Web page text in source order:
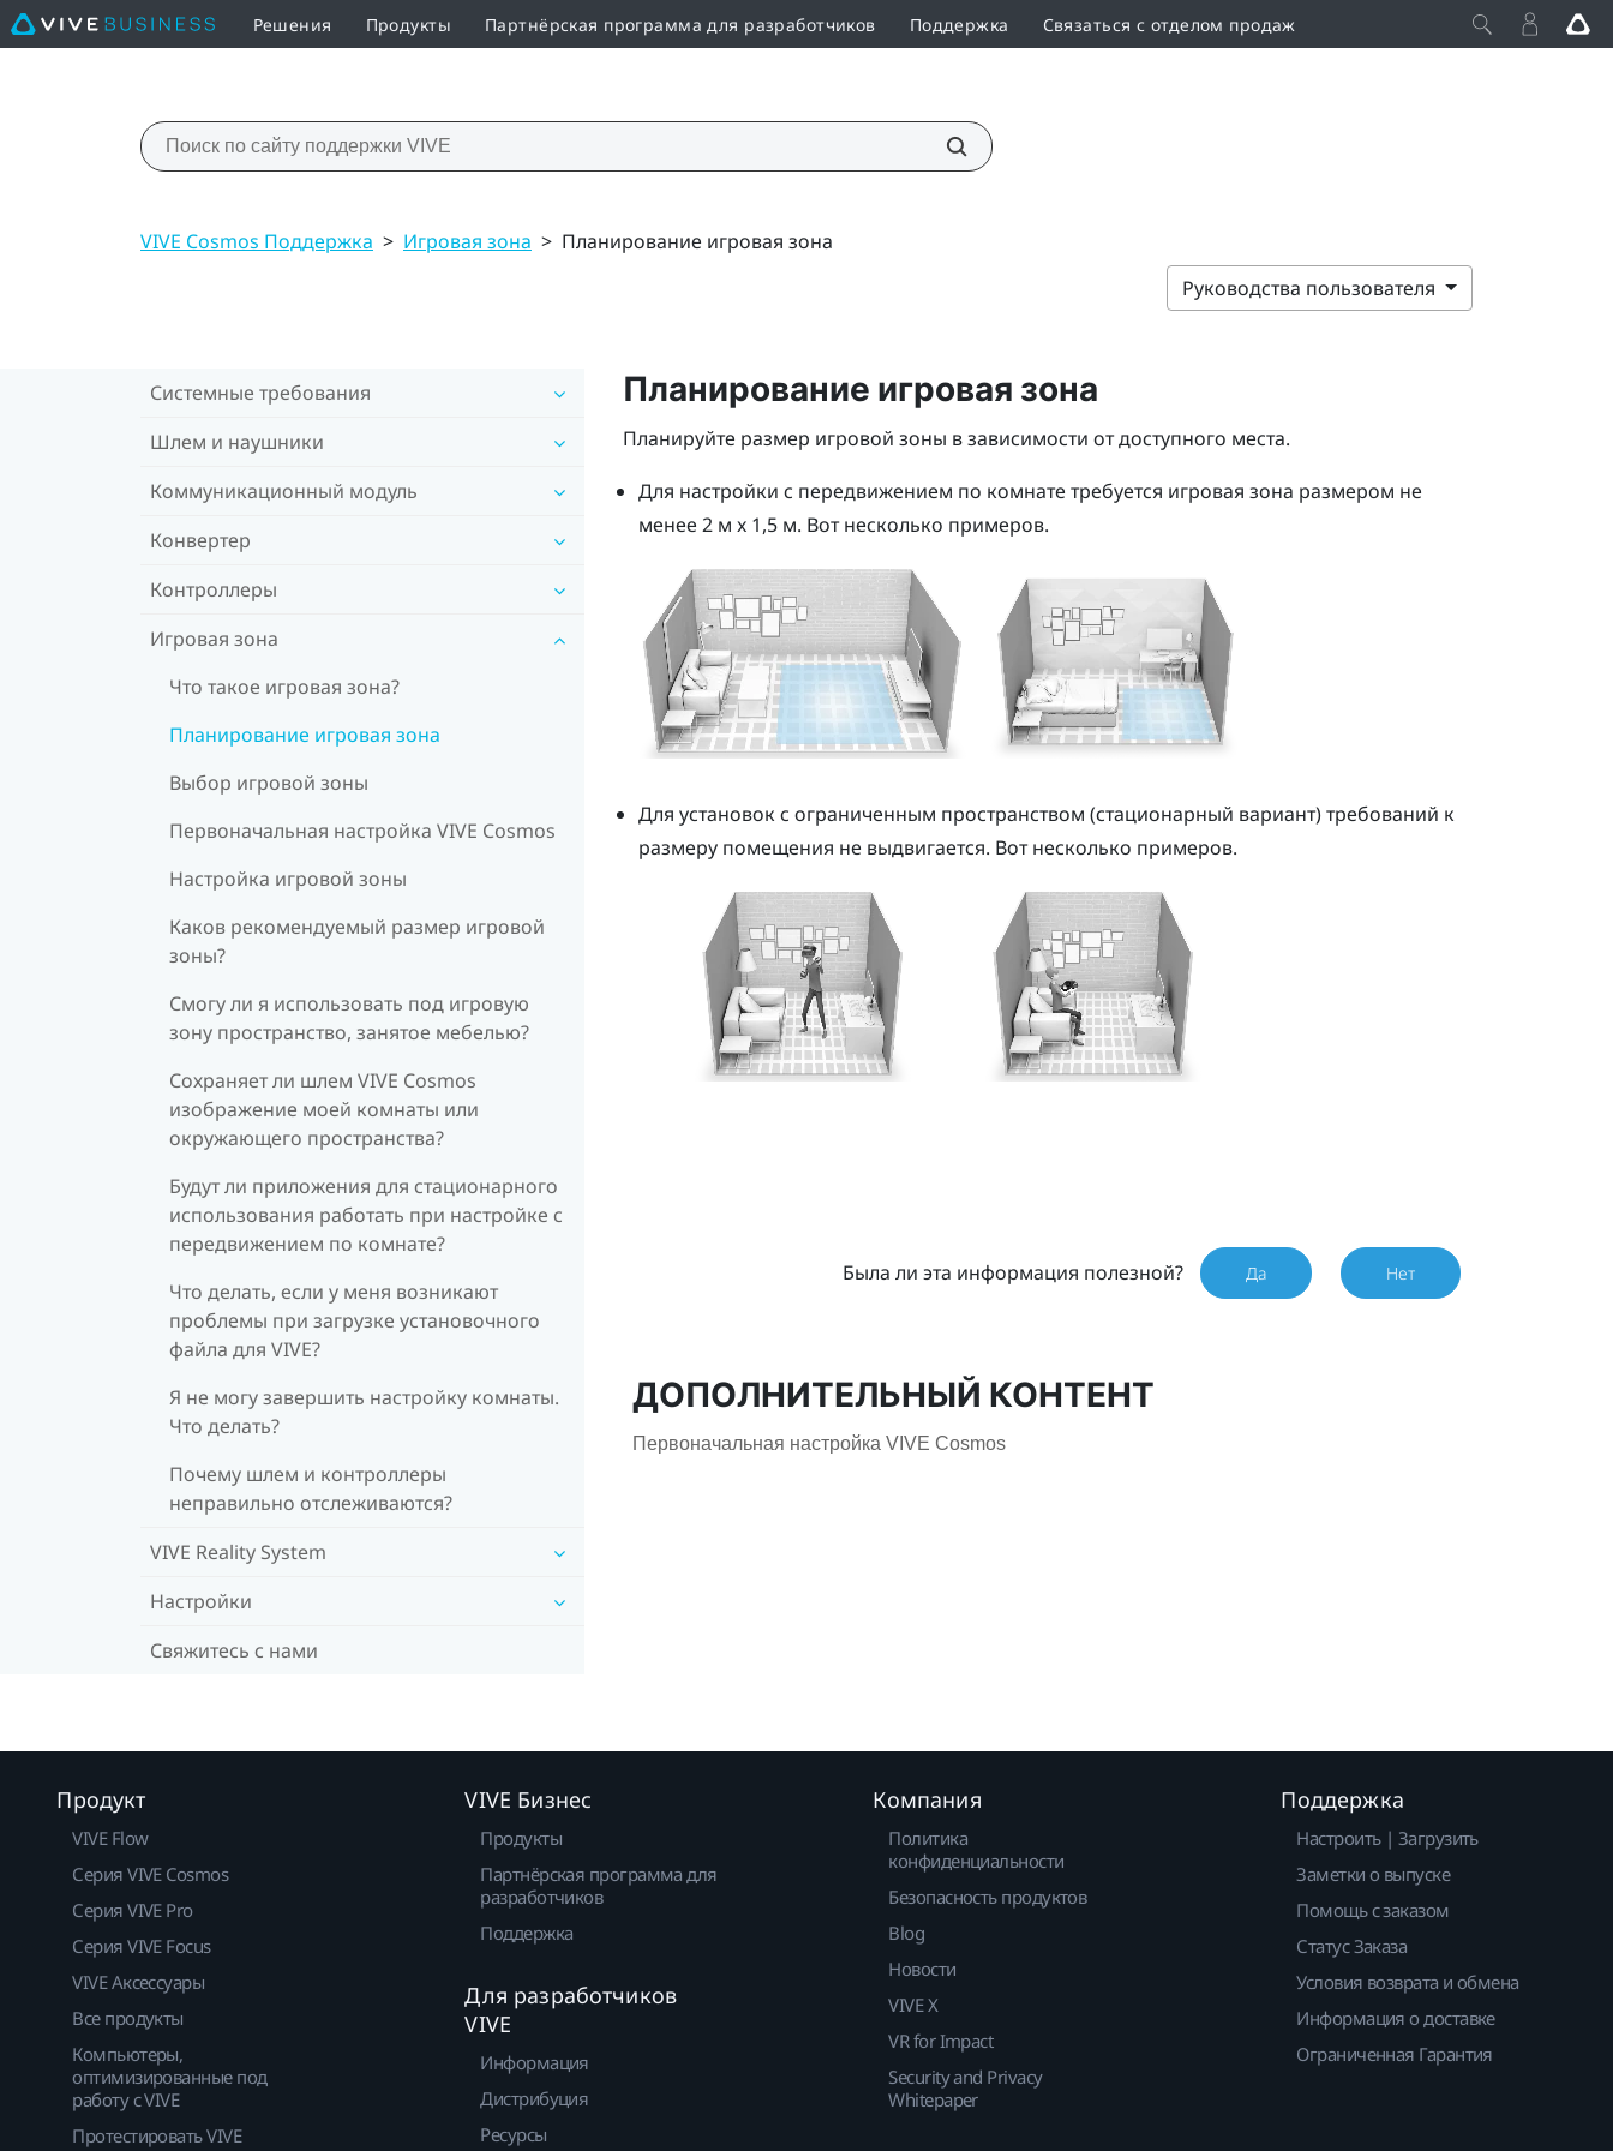
Решения Продукты Партнёрская программа для разработчиков Поддержка Связаться с отделом продаж
VIVE Cosmos Поддержка > Игровая зона > Планирование игровая зона
Руководства пользователя
Системные требования
Шлем и наушники
Коммуникационный модуль
Конвертер
Контроллеры
Игровая зона
Что такое игровая зона?
Планирование игровая зона
Выбор игровой зоны
Первоначальная настройка VIVE Cosmos
Настройка игровой зоны
Каков рекомендуемый размер игровой
зоны?
Смогу ли я использовать под игровую
зону пространство, занятое мебелью?
Сохраняет ли шлем VIVE Cosmos
изображение моей комнаты или
окружающего пространства?
Будут ли приложения для стационарного
использования работать при настройке с
передвижением по комнате?
Что делать, если у меня возникают
проблемы при загрузке установочного
файла для VIVE?
Я не могу завершить настройку комнаты.
Что делать?
Почему шлем и контроллеры
неправильно отслеживаются?
VIVE Reality System
Настройки
Свяжитесь с нами
Планирование игровая зона
Планируйте размер игровой зоны в зависимости от доступного места.
Для настройки с передвижением по комнате требуется игровая зона размером не
менее 2 м x 1,5 м. Вот несколько примеров.
Для установок с ограниченным пространством (стационарный вариант) требований к
размеру помещения не выдвигается. Вот несколько примеров.
Была ли эта информация полезной? Да Нет
ДОПОЛНИТЕЛЬНЫЙ КОНТЕНТ
Первоначальная настройка VIVE Cosmos
Продукт
VIVE Flow
Серия VIVE Cosmos
Серия VIVE Pro
Серия VIVE Focus
VIVE Аксессуары
Все продукты
Компьютеры,
оптимизированные под
работу с VIVE
Протестировать VIVE
VIVE Бизнес
Продукты
Партнёрская программа для
разработчиков
Поддержка
Для разработчиков
VIVE
Информация
Дистрибуция
Ресурсы
Компания
Политика
конфиденциальности
Безопасность продуктов
Blog
Новости
VIVE X
VR for Impact
Security and Privacy
Whitepaper
Поддержка
Настроить | Загрузить
Заметки о выпуске
Помощь с заказом
Статус Заказа
Условия возврата и обмена
Информация о доставке
Ограниченная Гарантия